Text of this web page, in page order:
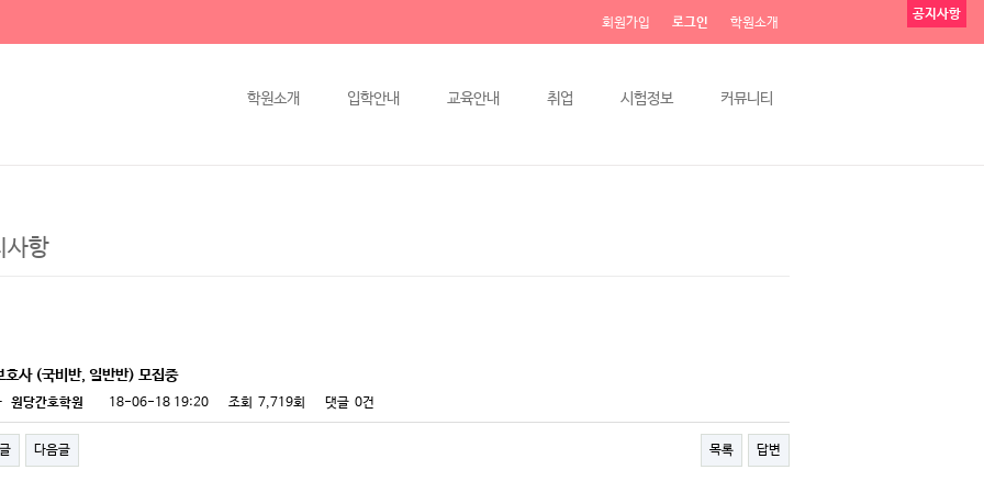
회원가입 로그인 학원소개
학원소개 입학안내 교육안내 취업 시험정보 커뮤니티
사항
공지사항
호사 (국비반, 일반반) 모집중
원당간호학원 18-06-18 19:20 조회 7,719회 댓글 0건
다음글 목록 답변